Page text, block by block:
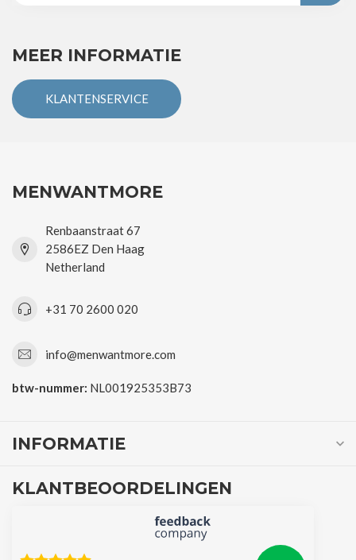
MEER INFORMATIE
KLANTENSERVICE
MENWANTMORE
Renbaanstraat 67
2586EZ Den Haag
Netherland
+31 70 2600 020
info@menwantmore.com
btw-nummer: NL001925353B73
INFORMATIE
KLANTBEOORDELINGEN